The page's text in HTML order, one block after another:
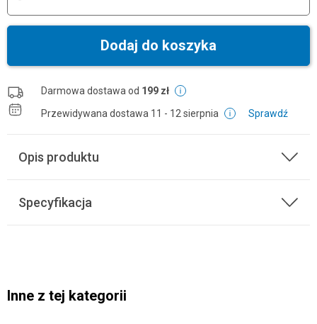
Dodaj do koszyka
Darmowa dostawa od 199 zł
Przewidywana dostawa 11 - 12 sierpnia Sprawdź
Opis produktu
Specyfikacja
Inne z tej kategorii